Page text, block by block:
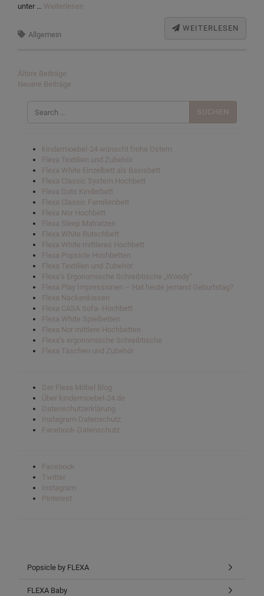
unter … Weiterlesen
WEITERLESEN
Allgemein
Beitragsnavigation
Ältere Beiträge
Neuere Beiträge
Suchen
nach:
kindermoebel-24 wünscht frohe Ostern
Flexa Textilien und Zubehör
Flexa White Einzelbett als Basisbett
Flexa Classic System Hochbett
Flexa Dots Kinderbett
Flexa Classic Familienbett
Flexa Nor Hochbett
Flexa Sleep Matratzen
Flexa White Rutschbett
Flexa White mittleres Hochbett
Flexa Popsicle Hochbetten
Flexa Textilien und Zubehör
Flexa’s Ergonomische Schreibtische „Woody“
Flexa Play Impressionen – Hat heute jemand Geburtstag?
Flexa Nackenkissen
Flexa CASA Sofa- Hochbett
Flexa White Spielbetten
Flexa Nor mittlere Hochbetten
Flexa’s ergonomische Schreibtische
Flexa Taschen und Zubehör
Der Flexa Möbel Blog
Über kindermoebel-24.de
Datenschutzerklärung
Instagram-Datenschutz
Facebook-Datenschutz
Facebook
Twitter
Instagram
Pinterest
Popsicle by FLEXA
FLEXA Baby